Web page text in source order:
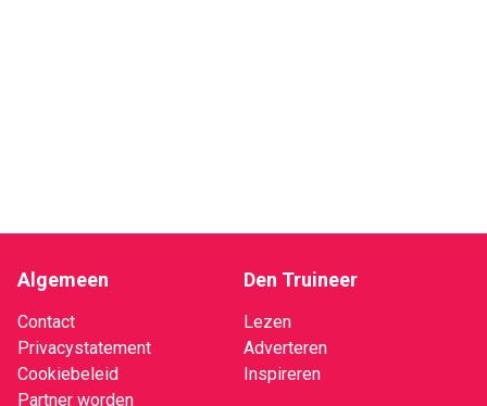
Algemeen
Contact
Privacystatement
Cookiebeleid
Partner worden
Den Truineer
Lezen
Adverteren
Inspireren